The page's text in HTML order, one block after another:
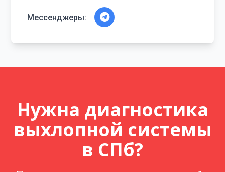
Мессенджеры:
Нужна диагностика
выхлопной системы
в СПб?